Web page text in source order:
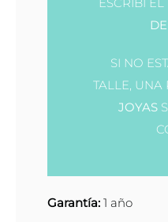
SI NO
TALLE, UNA
JOYAS
Garantía: 1 año